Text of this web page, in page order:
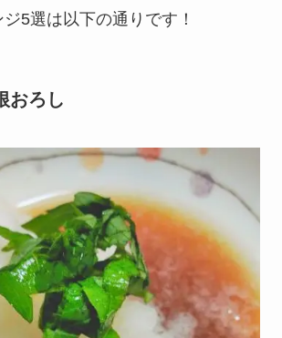
5選は以下の通りです！
おろし